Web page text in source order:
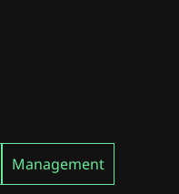
Management